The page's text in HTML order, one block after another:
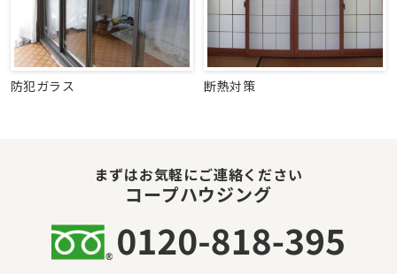
防犯ガラス 断熱対策
まずはお気軽にご連絡ください
コープハウジング